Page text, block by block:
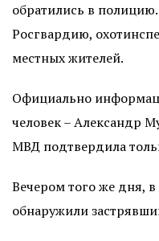
обратились в
Росгвардию,
местных жителей.
Официально
человек – Александр
МВД подтвердила
Вечером того же дня,
обнаружили